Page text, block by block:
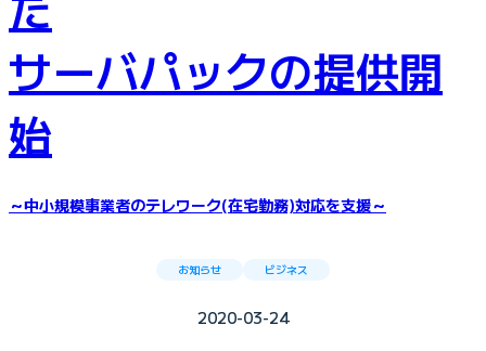
サーバパックの提供開
始
～中小規模事業者のテレワーク(在宅勤務)対応を支援～
お知らせ ビジネス
2020-03-24